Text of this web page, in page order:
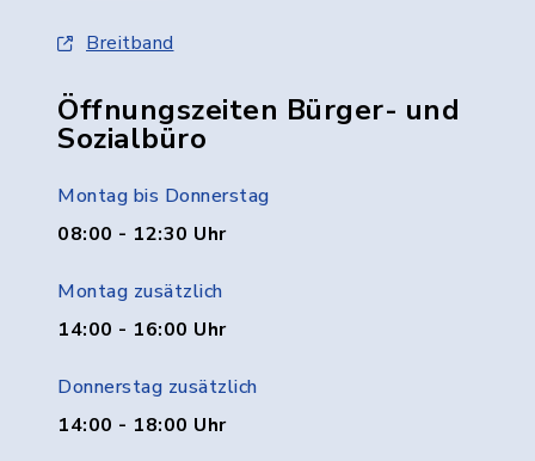
Breitband
Öffnungszeiten Bürger- und
Sozialbüro
Montag bis Donnerstag
08:00 - 12:30 Uhr
Montag zusätzlich
14:00 - 16:00 Uhr
Donnerstag zusätzlich
14:00 - 18:00 Uhr